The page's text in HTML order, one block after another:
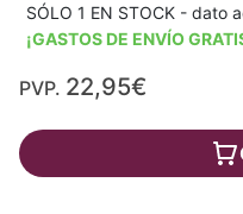
SÓLO 1 EN STOCK - dato
¡GASTOS DE ENVÍO
PVP. 22,95€